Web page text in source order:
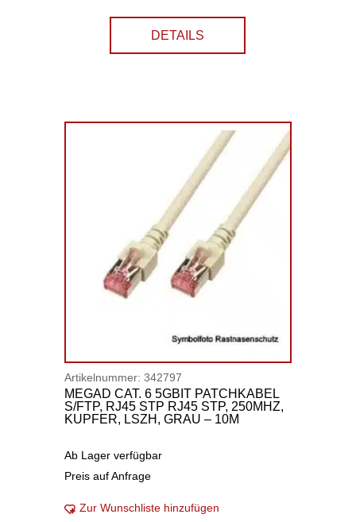
DETAILS
Artikelnummer: 342797
MEGAD CAT. 6 5GBIT PATCHKABEL
S/FTP, RJ45 STP RJ45 STP, 250MHZ,
KUPFER, LSZH, GRAU – 10M
Ab Lager verfügbar
Preis auf Anfrage
Zur Wunschliste hinzufügen